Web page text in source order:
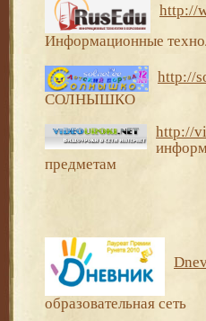
http://
Информационные
http://
СОЛНЫШКО
http://
предметам
образовательная сеть